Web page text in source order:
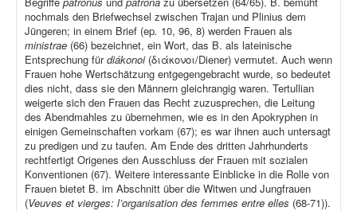
nochmals den Briefwechsel zwischen Trajan und Plinius dem
Jüngeren; in einem Brief (ep. 10, 96, 8) werden Frauen als
ministrae (66) bezeichnet, ein Wort, das B. als lateinische
Entsprechung fürdiákonoi (διάκονοι/Diener) vermutet. Auch wenn
Frauen hohe Wertschätzung entgegengebracht wurde, so bedeutet
dies nicht, dass sie den Männern gleichrangig waren. Tertullian
weigerte sich den Frauen das Recht zuzusprechen, die Leitung
des Abendmahles zu übernehmen, wie es in den Apokryphen in
einigen Gemeinschaften vorkam (67); es war ihnen auch untersagt
zu predigen und zu taufen. Am Ende des dritten Jahrhunderts
rechtfertigt Origenes den Ausschluss der Frauen mit sozialen
Konventionen (67). Weitere interessante Einblicke in die Rolle von
Frauen bietet B. im Abschnitt über die Witwen und Jungfrauen
(Veuves et vierges: l’organisation des femmes entre elles (68-71)).